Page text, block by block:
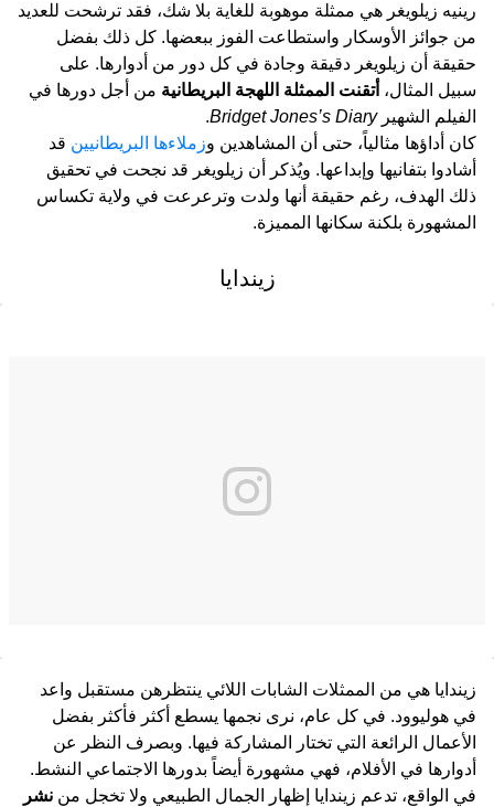
رينيه زيلويغر هي ممثلة موهوبة للغاية بلا شك، فقد ترشحت للعديد
من جوائز الأوسكار واستطاعت الفوز ببعضها. كل ذلك بفضل
حقيقة أن زيلويغر دقيقة وجادة في كل دور من أدوارها. على
سبيل المثال، أتقنت الممثلة اللهجة البريطانية من أجل دورها في
الفيلم الشهيرBridget Jones’s Diary
.
كان أداؤها مثالياً، حتى أن المشاهدين وزملاءها البريطانيين قد
أشادوا بتفانيها وإبداعها. ويُذكر أن زيلويغر قد نجحت في تحقيق
ذلك الهدف، رغم حقيقة أنها ولدت وترعرعت في ولاية تكساس
المشهورة بلكنة سكانها المميزة.
زيندايا
زيندايا هي من الممثلات الشابات اللائي ينتظرهن مستقبل واعد
في هوليوود. في كل عام، نرى نجمها يسطع أكثر فأكثر بفضل
الأعمال الرائعة التي تختار المشاركة فيها. وبصرف النظر عن
أدوارها في الأفلام، فهي مشهورة أيضاً بدورها الاجتماعي النشط.
في الواقع، تدعم زيندايا إظهار الجمال الطبيعي ولا تخجل من نشر